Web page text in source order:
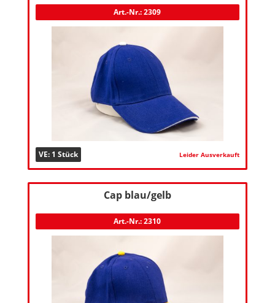
Art.-Nr.: 2309
VE: 1 Stück Leider Ausverkauft
Cap blau/gelb
Art.-Nr.: 2310